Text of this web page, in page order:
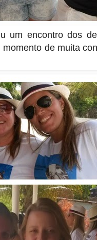
um encontro dos
momento de muita